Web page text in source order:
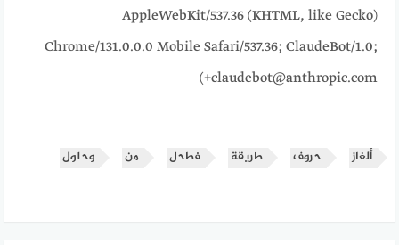
AppleWebKit/537.36 (KHTML, like Gecko)
Chrome/131.0.0.0 Mobile Safari/537.36; ClaudeBot/1.0;
+claudebot@anthropic.com)
ألغاز حروف طريقة فطحل من وحلول